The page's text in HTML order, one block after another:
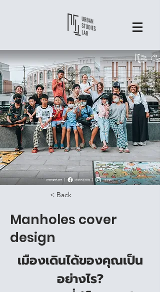
< Back
Manholes cover
design
เมืองเดินได้ของคุณเป็น
อย่างไร?